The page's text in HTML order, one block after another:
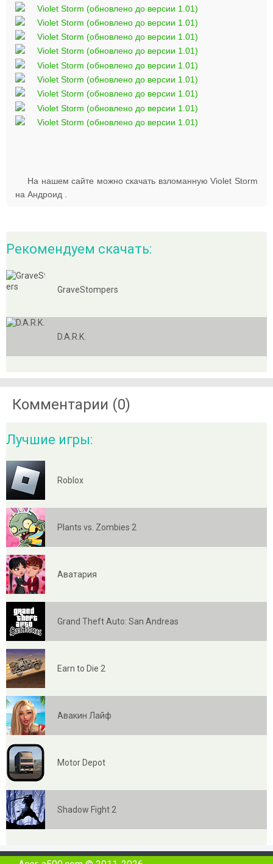
На нашем сайте можно скачать взломанную Violet Storm
на Андроид .
Рекомендуем скачать:
GraveStompers
D.A.R.K.
Комментарии (0)
Лучшие игры:
Roblox
Plants vs. Zombies 2
Аватария
Grand Theft Auto: San Andreas
Earn to Die 2
Авакин Лайф
Motor Depot
Shadow Fight 2